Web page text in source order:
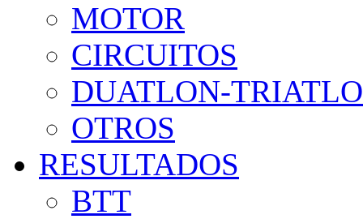
MOTOR
CIRCUITOS
DUATLON-
OTROS
RESULTADOS
BTT